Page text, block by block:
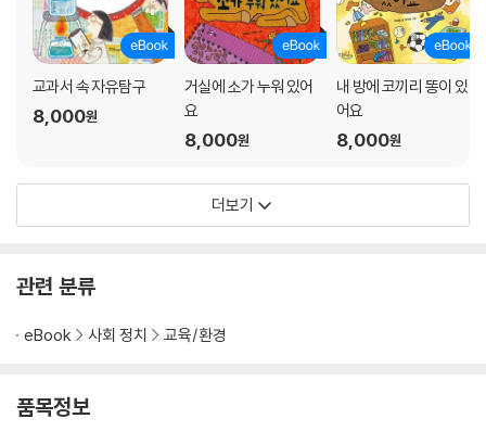
교과서 속 자유탐구
8,000원
거실에 소가 누워 있어
요
8,000원
내 방에 코끼리 똥이 있
어요
8,000원
더보기
관련 분류
eBook 사회 정치 교육/환경
품목정보